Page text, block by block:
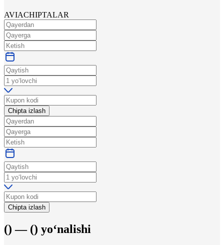
AVIACHIPTALAR
Chipta izlash
Chipta izlash
() — () yo‘nalishi